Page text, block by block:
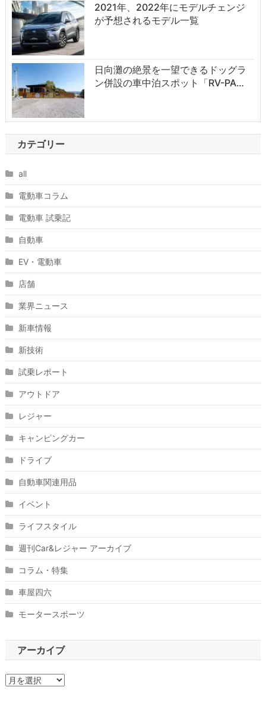
2021年、2022年にモデルチェンジ
が予想されるモデル一覧
日向灘の絶景を一望できるドッグラ
ン併設の車中泊スポット「RV-PA…
カテゴリー
all
電動車コラム
電動車 試乗記
自動車
EV・電動車
店舗
業界ニュース
新車情報
新技術
試乗レポート
アウトドア
レジャー
キャンピングカー
ドライブ
自動車関連用品
イベント
ライフスタイル
週刊Car&レジャー アーカイブ
コラム・特集
車屋四六
モータースポーツ
アーカイブ
ア